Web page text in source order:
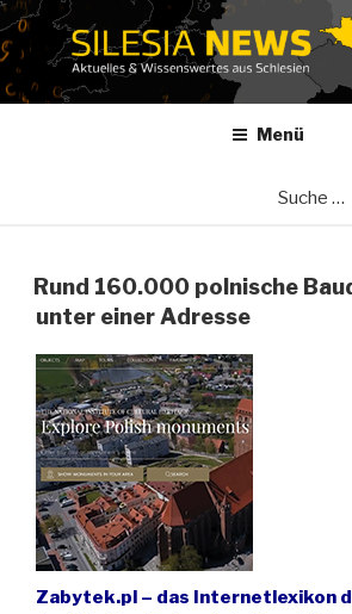
Zum
Inhalt
springen
Menü
Rund 160.000 polnische
unter einer Adresse
Zabytek.pl – das Internetlexikon